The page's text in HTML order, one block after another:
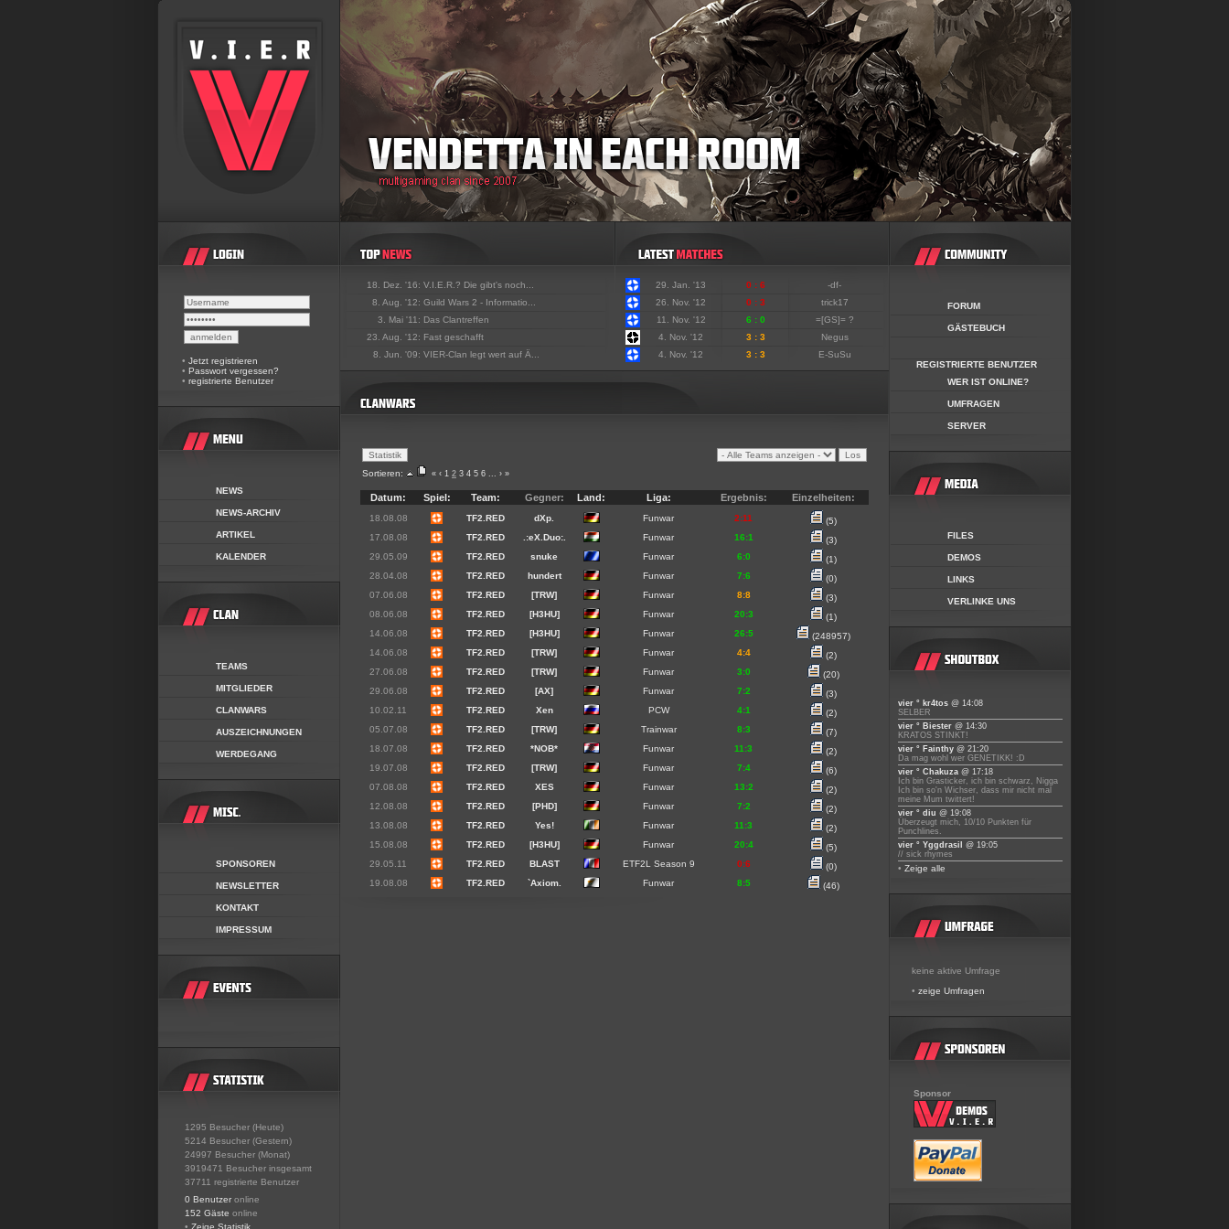
• Jetzt registrieren
• Passwort vergessen?
• registrierte Benutzer
NEWS
NEWS-ARCHIV
ARTIKEL
KALENDER
TEAMS
MITGLIEDER
CLANWARS
AUSZEICHNUNGEN
WERDEGANG
SPONSOREN
NEWSLETTER
KONTAKT
IMPRESSUM
1295 Besucher (Heute)
5214 Besucher (Gestern)
24997 Besucher (Monat)
3919471 Besucher insgesamt
37711 registrierte Benutzer
0 Benutzer online
152 Gäste online
• Zeige Statistik
18. Dez. '16: V.I.E.R.? Die gibt's noch...
8. Aug. '12: Guild Wars 2 - Informatio...
3. Mai '11: Das Clantreffen
23. Aug. '12: Fast geschafft
8. Jun. '09: VIER-Clan legt wert auf Ä...
29. Jan. '13 0 : 6
-df-
26. Nov. '12
0 : 3
trick17
11. Nov. '12
6 : 0
=[GS]= ?
4. Nov. '12
3 : 3
Negus
4. Nov. '12
3 : 3 E-SuSu
Sortieren: « ‹ 1 2 3 4 5 6 ... › »
Datum: Spiel: Team: Gegner: Land: Liga: Ergebnis: Einzelheiten:
18.08.08 TF2.RED dXp. Funwar 2:11
(5)
17.08.08
TF2.RED .:eX.Duo:. Funwar 16:1
(3)
29.05.09
TF2.RED snuke Funwar 6:0
(1)
28.04.08
TF2.RED hundert Funwar 7:6
(0)
07.06.08
TF2.RED [TRW] Funwar 8:8
(3)
08.06.08
TF2.RED [H3HU] Funwar 20:3
(1)
14.06.08
TF2.RED [H3HU] Funwar 26:5
(248957)
14.06.08
TF2.RED [TRW] Funwar 4:4
(2)
27.06.08
TF2.RED [TRW] Funwar 3:0
(20)
29.06.08
TF2.RED [AX] Funwar 7:2
(3)
10.02.11
TF2.RED Xen PCW 4:1
(2)
05.07.08
TF2.RED [TRW] Trainwar 8:3
(7)
18.07.08
TF2.RED *NOB* Funwar 11:3
(2)
19.07.08
TF2.RED [TRW] Funwar 7:4
(6)
07.08.08
TF2.RED XES Funwar 13:2
(2)
12.08.08
TF2.RED [PHD] Funwar 7:2
(2)
13.08.08
TF2.RED Yes! Funwar 11:3
(2)
15.08.08
TF2.RED [H3HU] Funwar 20:4
(5)
29.05.11
TF2.RED BLAST ETF2L Season 9 0:6
(0)
19.08.08
TF2.RED `Axiom. Funwar 8:5 (46)
FORUM
GÄSTEBUCH
REGISTRIERTE BENUTZER
WER IST ONLINE?
UMFRAGEN
SERVER
FILES
DEMOS
LINKS
VERLINKE UNS
vier ° kr4tos @ 14:08
SELBER
vier ° Biester @ 14:30
KRATOS STINKT!
vier ° Fainthy @ 21:20
Da mag wohl wer GENETIKK! :D
vier ° Chakuza @ 17:18
Ich bin Grasticker, ich bin schwarz, Nigga
Ich bin so'n Wichser, dass mir nicht mal
meine Mum twittert!
vier ° diu @ 19:08
Überzeugt mich, 10/10 Punkten für
Punchlines.
vier ° Yggdrasil
@ 19:05
// sick rhymes
• Zeige alle
keine aktive Umfrage
• zeige Umfragen
Sponsor